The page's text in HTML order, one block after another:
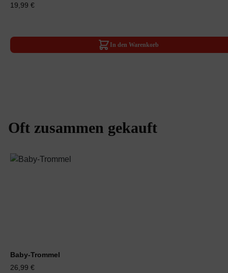
19,99 €
In den Warenkorb
Produktgalerie überspringen
Oft zusammen gekauft
Baby-Trommel
26,99 €